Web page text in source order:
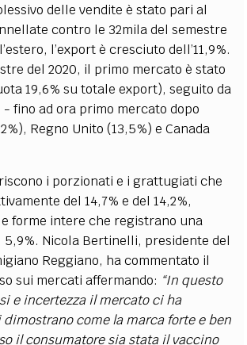
delle vendite è stato pari al
contro le 32mila del semestre
l’export è cresciuto dell’11,9%.
del 2020, il primo mercato è stato
19,6% su totale export), seguito da
- fino ad ora primo mercato dopo
Regno Unito (13,5%) e Canada
i porzionati e i grattugiati che
del 14,7% e del 14,2%,
forme intere che registrano una
5,9%. Nicola Bertinelli, presidente del
Reggiano, ha commentato il
sui mercati affermando: “In questo
e incertezza il mercato ci ha
come la marca forte e ben
il consumatore sia stata il vaccino